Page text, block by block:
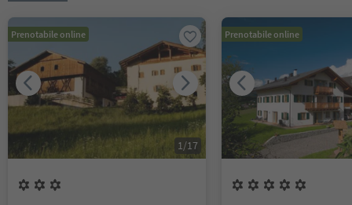
Prenotabile online
1 /17
Prenotabile online